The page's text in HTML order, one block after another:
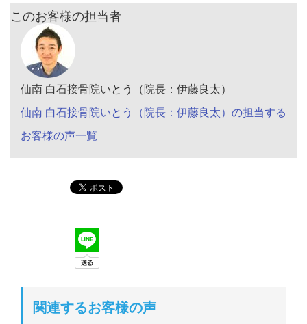
このお客様の担当者
仙南 白石接骨院いとう（院長：伊藤良太）
仙南 白石接骨院いとう（院長：伊藤良太）の担当する
お客様の声一覧
関連するお客様の声